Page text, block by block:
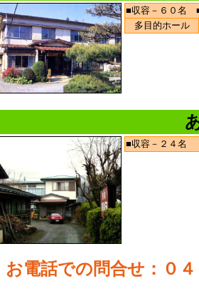
■収容－６０名
多目的ホール
■収容－２４名
お電話での問合せ ：０